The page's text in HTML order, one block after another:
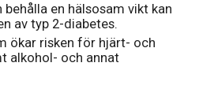
en hälsosam vikt kan
av typ 2-diabetes.
ökar risken för hjärt- och
alkohol- och annat